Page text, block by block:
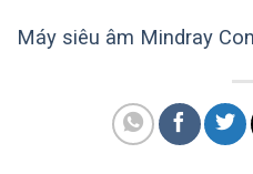
Máy siêu âm Mindray